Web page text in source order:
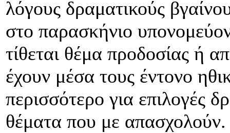
λόγους δραματικούς
στο παρασκήνιο
τίθεται θέμα προδοσίας ή
έχουν μέσα τους έντονο
περισσότερο για επιλογές
θέματα που με απασχολούν.